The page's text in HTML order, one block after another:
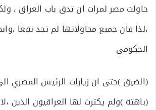
حاولت مصر لمرات ان تدق باب العراق ،
،لذا فان جميع محاولاتها لم تجد نفعا
الحكومي
(الضيق )حتى ان زيارات الرئيس المصري
(باهتة )ولم يكترث لها العراقيون الذين